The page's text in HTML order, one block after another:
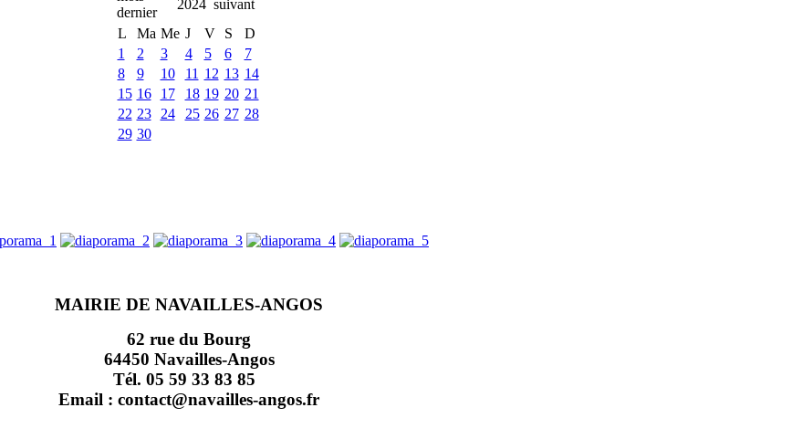
2024
L
Ma Me J V S
D
1
2 3 4 5 6
7
8
9 10 11 12 13 14
15 16 17 18 19 20 21
22 23 24 25 26 27 28
29 30
MAIRIE DE NAVAILLES-ANGOS
62 rue du Bourg
64450 Navailles-Angos
Tél. 05 59 33 83 85
Email : contact@navailles-angos.fr